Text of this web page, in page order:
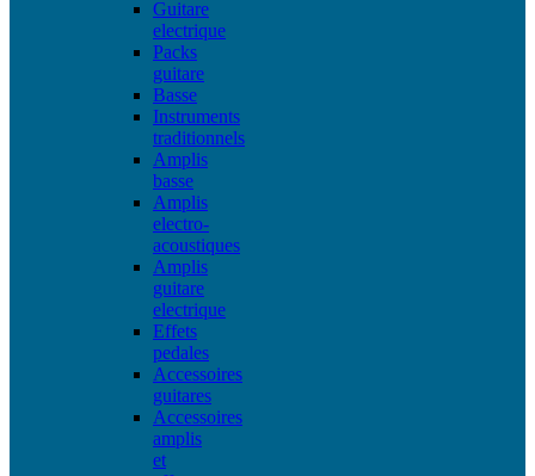
Guitare
electrique
Packs
guitare
Basse
Instruments
traditionnels
Amplis
basse
Amplis
electro-
acoustiques
Amplis
guitare
electrique
Effets
pedales
Accessoires
guitares
Accessoires
amplis
et